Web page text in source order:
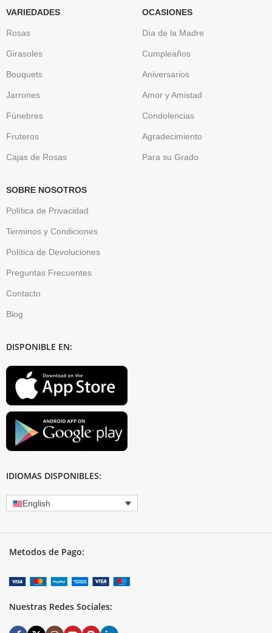
VARIEDADES
Rosas
Girasoles
Bouquets
Jarrones
Fúnebres
Fruteros
Cajas de Rosas
OCASIONES
Día de la Madre
Cumpleaños
Aniversarios
Amor y Amistad
Condolencias
Agradecimiento
Para su Grado
SOBRE NOSOTROS
Política de Privacidad
Terminos y Condiciones
Política de Devoluciones
Preguntas Frecuentes
Contacto
Blog
DISPONIBLE EN:
IDIOMAS DISPONIBLES:
English
Metodos de Pago:
Nuestras Redes Sociales: